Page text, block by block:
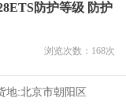
防护等级 防护
浏览次数： 168次
地:北京市朝阳区